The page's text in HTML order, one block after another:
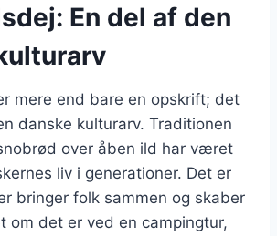
En del af den
mere end bare en opskrift; det
danske kulturarv. Traditionen
over åben ild har været
liv i generationer. Det er
bringer folk sammen og skaber
om det er ved en campingtur,